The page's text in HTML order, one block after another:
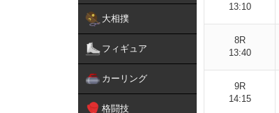
大相撲
フィギュア
カーリング
格闘技
13:10
8R
13:40
9R
14:15